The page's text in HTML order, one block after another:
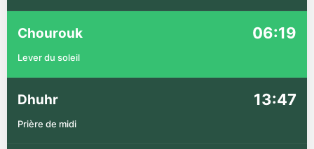
Chourouk 06:19
Lever du soleil
Dhuhr 13:47
Prière de midi